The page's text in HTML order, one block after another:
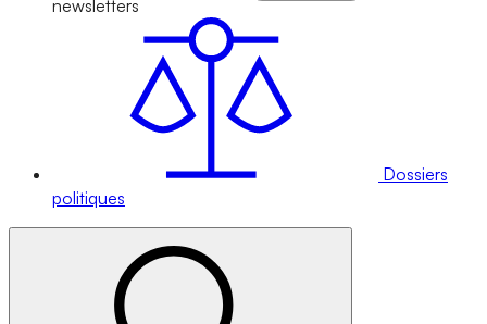
newsletters
Dossiers
politiques